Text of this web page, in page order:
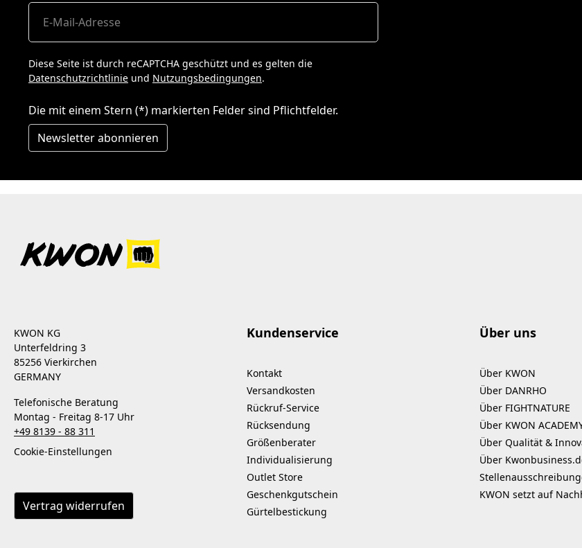
Diese Seite ist durch reCAPTCHA geschützt und es gelten die
Datenschutzrichtlinie und Nutzungsbedingungen.
Die mit einem Stern (*) markierten Felder sind Pflichtfelder.
Newsletter abonnieren
KWON KG
Unterfeldring 3
85256 Vierkirchen
GERMANY
Telefonische Beratung
Montag - Freitag 8-17 Uhr
+49 8139 - 88 311
Cookie-Einstellungen
Vertrag widerrufen
Kundenservice
Kontakt
Versandkosten
Rückruf-Service
Rücksendung
Größenberater
Individualisierung
Outlet Store
Geschenkgutschein
Gürtelbestickung
Über uns
Über KWON
Über DANRHO
Über FIGHTNATURE
Über KWON
Über Qualität &
Über
KWON setzt auf